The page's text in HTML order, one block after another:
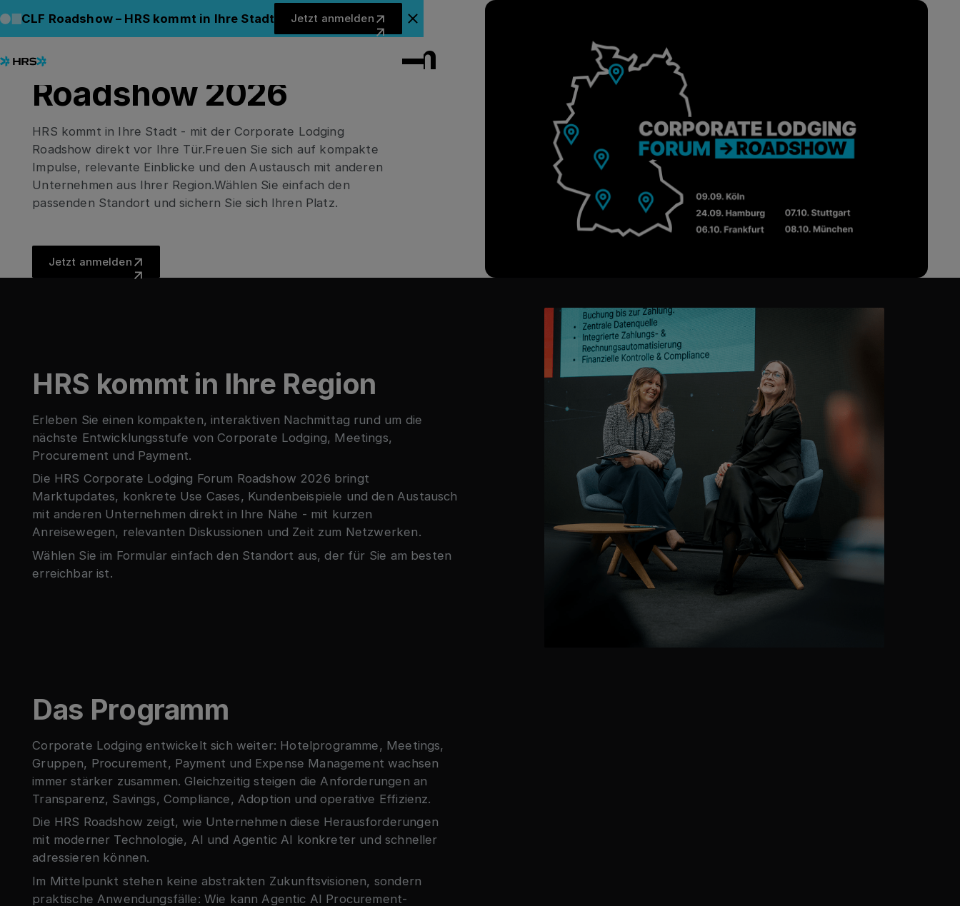
CLF Roadshow – HRS kommt in Ihre Stadt
Jetzt anmelden
Jetzt anmelden
Ankündigungsbanner schließen
Corporate Lodging Forum
Roadshow 2026
HRS kommt in Ihre Stadt - mit der Corporate Lodging
Roadshow direkt vor Ihre Tür.​Freuen Sie sich auf kompakte
Impulse, relevante Einblicke und den Austausch mit anderen
Unternehmen aus Ihrer Region.​Wählen Sie einfach den
passenden Standort und sichern Sie sich Ihren Platz.
Jetzt anmelden
HRS kommt in Ihre Region
Erleben Sie einen kompakten, interaktiven Nachmittag rund um die
nächste Entwicklungsstufe von Corporate Lodging, Meetings,
Procurement und Payment.
Die HRS Corporate Lodging Forum Roadshow 2026 bringt
Marktupdates, konkrete Use Cases, Kundenbeispiele und den Austausch
mit anderen Unternehmen direkt in Ihre Nähe - mit kurzen
Anreisewegen, relevanten Diskussionen und Zeit zum Netzwerken.
Wählen Sie im Formular einfach den Standort aus, der für Sie am besten
erreichbar ist.
Das Programm
Corporate Lodging entwickelt sich weiter: Hotelprogramme, Meetings,
Gruppen, Procurement, Payment und Expense Management wachsen
immer stärker zusammen. Gleichzeitig steigen die Anforderungen an
Transparenz, Savings, Compliance, Adoption und operative Effizienz.
Die HRS Roadshow zeigt, wie Unternehmen diese Herausforderungen
mit moderner Technologie, AI und Agentic AI konkreter und schneller
adressieren können.
Im Mittelpunkt stehen keine abstrakten Zukunftsvisionen, sondern
praktische Anwendungsfälle: Wie kann Agentic AI Procurement-